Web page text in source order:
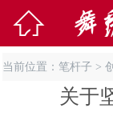

当前位置： 笔杆子 >
关于